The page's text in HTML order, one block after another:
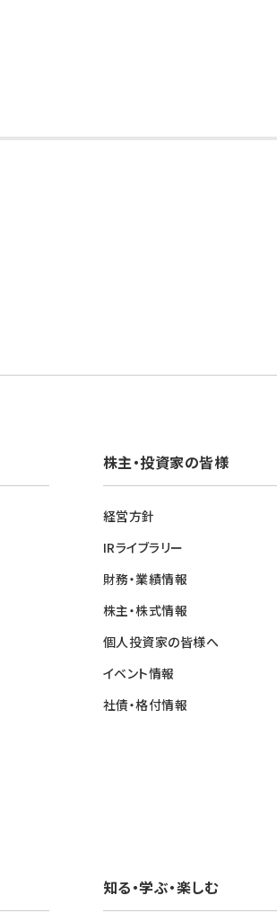
株主・投資家の皆様
経営方針
IRライブラリー
財務・業績情報
株主・株式情報
個人投資家の皆様へ
イベント情報
社債・格付情報
知る・学ぶ・楽しむ